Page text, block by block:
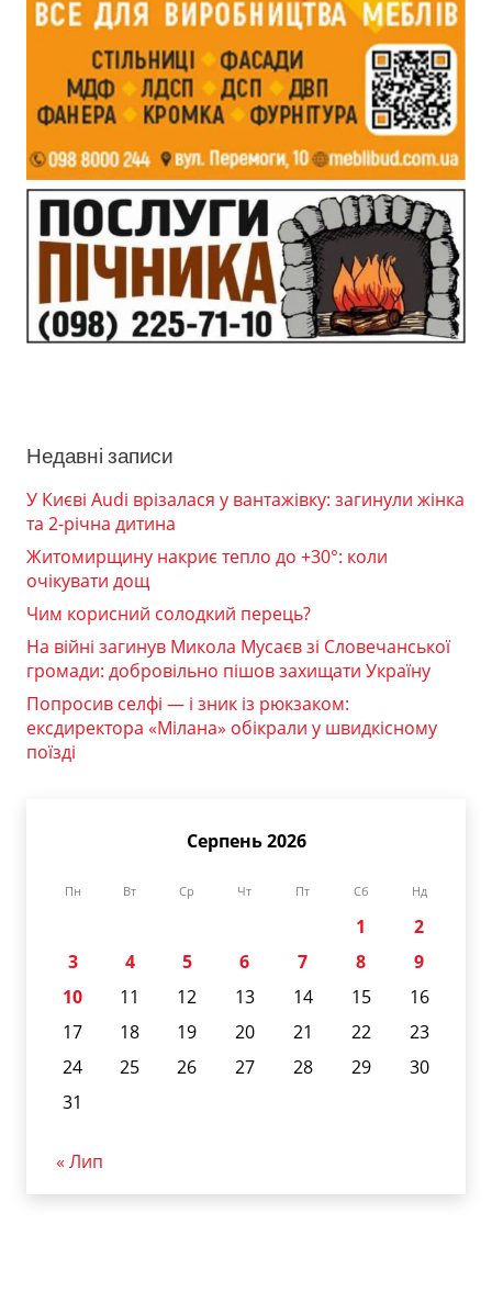
Недавні записи
У Києві Audi врізалася у вантажівку: загинули жінка
та 2-річна дитина
Житомирщину накриє тепло до +30°: коли
очікувати дощ
Чим корисний солодкий перець?
На війні загинув Микола Мусаєв зі Словечанської
громади: добровільно пішов захищати Україну
Попросив селфі — і зник із рюкзаком:
ексдиректора «Мілана» обікрали у швидкісному
поїзді
Серпень 2026
Пн Вт Ср Чт Пт Сб Нд
1
2
3
4 5 6 7 8
9
10
11 12 13 14 15
16
17
18 19 20 21 22
23
24
25 26 27 28 29
30
31
« Лип